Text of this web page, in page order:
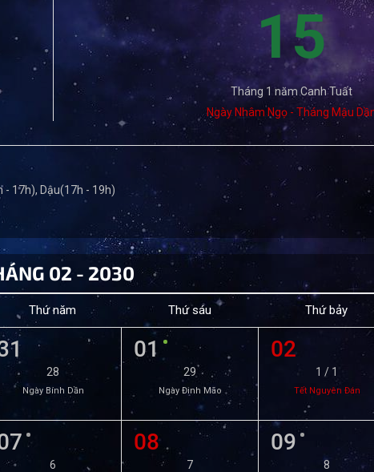
15
Tháng 1 năm Canh Tuất
Ngày Nhâm Ngọ - Tháng Mậu
- 17h), Dậu(17h - 19h)
02 - 2030
Thứ năm Thứ sáu Thứ bảy
28
Ngày Bính Dần
01
29
Ngày Đinh Mão
02
1 / 1
Tết Nguyên Đán
6
08
7
09
8